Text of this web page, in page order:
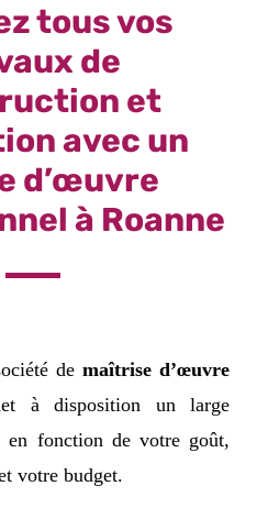
tous vos
de
et
avec un
d’œuvre
à Roanne
demaîtrise d’œuvre
à disposition un large
en fonction de votre goût,
votre budget.